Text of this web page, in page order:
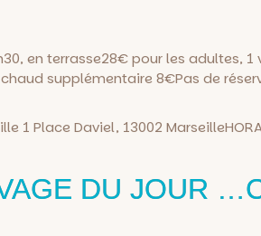
en terrasse28€ pour les adultes, 1
chaud supplémentaire 8€Pas de
1 Place Daviel, 13002 Marseille
DU JOUR